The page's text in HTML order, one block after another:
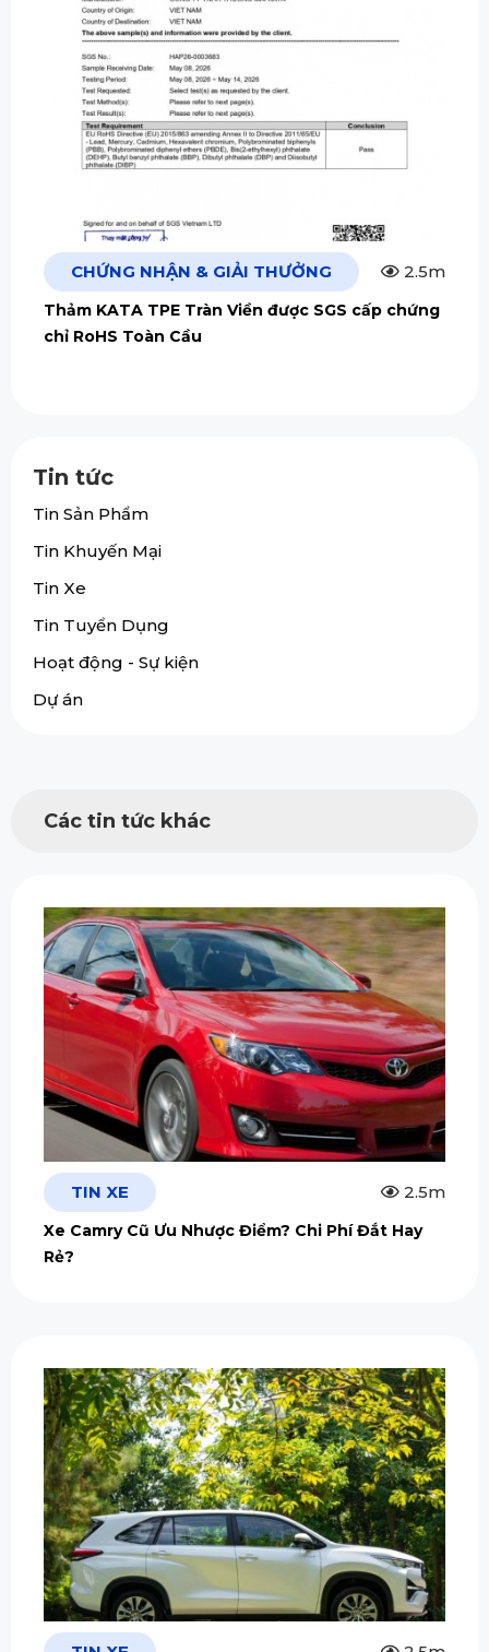
CHỨNG NHẬN & GIẢI THƯỞNG 2.5m
Thảm KATA TPE Tràn Viền được SGS cấp chứng
chỉ RoHS Toàn Cầu
Tin tức
Tin Sản Phẩm
Tin Khuyến Mại
Tin Xe
Tin Tuyển Dụng
Hoạt động - Sự kiện
Dự án
Các tin tức khác
TIN XE 2.5m
Xe Camry Cũ Ưu Nhược Điểm? Chi Phí Đắt Hay
Rẻ?